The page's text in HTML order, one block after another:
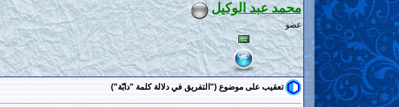
محمد عبد الوكيل
عضو
تعقيب على موضوع ("التفريق في دلالة كلمة "دابّة")